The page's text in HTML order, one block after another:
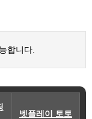
합니다.
벳플레이 토토